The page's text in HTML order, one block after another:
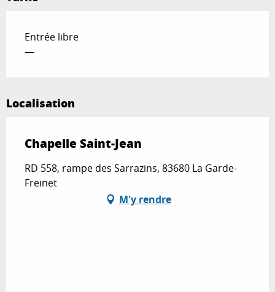
Entrée libre
—
Localisation
Chapelle Saint-Jean
RD 558, rampe des Sarrazins, 83680 La Garde-
Freinet
M'y rendre